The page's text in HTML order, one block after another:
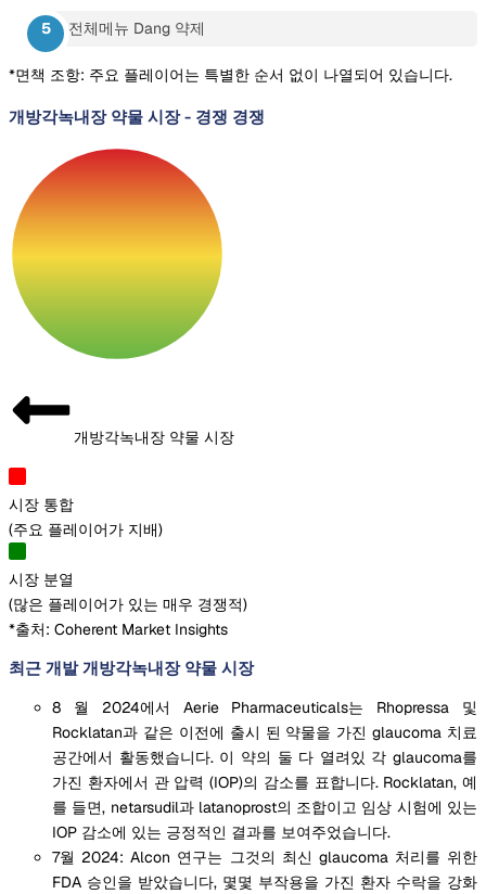
전체메뉴 Dang 약제
*면책 조항: 주요 플레이어는 특별한 순서 없이 나열되어 있습니다.
개방각녹내장 약물 시장- 경쟁 경쟁
개방각녹내장 약물 시장
시장 통합
(주요 플레이어가 지배)
시장 분열
(많은 플레이어가 있는 매우 경쟁적)
*출처: Coherent Market Insights
최근 개발 개방각녹내장 약물 시장
8 월 2024에서 Aerie Pharmaceuticals는 Rhopressa 및
Rocklatan과 같은 이전에 출시 된 약물을 가진 glaucoma 치료
공간에서 활동했습니다. 이 약의 둘 다 열려있 각 glaucoma를
가진 환자에서 관 압력 (IOP)의 감소를 표합니다. Rocklatan, 예
를 들면, netarsudil과 latanoprost의 조합이고 임상 시험에 있는
IOP 감소에 있는 긍정적인 결과를 보여주었습니다.
7월 2024: Alcon 연구는 그것의 최신 glaucoma 처리를 위한
FDA 승인을 받았습니다, 몇몇 부작용을 가진 환자 수락을 강화